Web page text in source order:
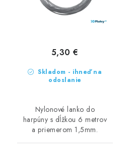
Skladom - ihneď na
odoslanie
5,30 €
Nylonové lanko do
harpúny s dĺžkou 6 metrov
a priemerom 1,5mm.